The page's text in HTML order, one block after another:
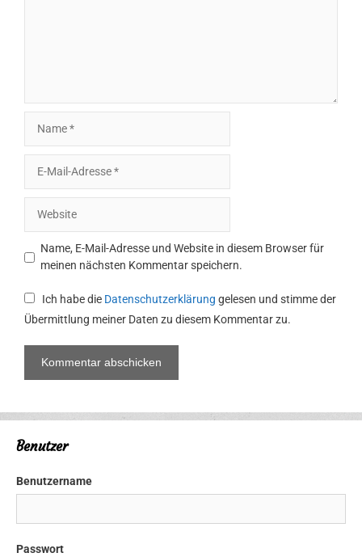
Mail-
Adresse
Name, E-Mail-Adresse und Website in diesem Browser für
meinen nächsten Kommentar speichern.
Ich habe die Datenschutzerklärung gelesen und stimme der
Übermittlung meiner Daten zu diesem Kommentar zu.
Benutzer
Benutzername
Passwort